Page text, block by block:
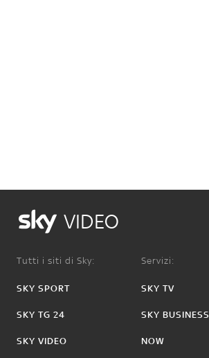
VIDEO
Tutti i siti di Sky:
SKY SPORT
SKY TG 24
SKY VIDEO
Servizi:
SKY TV
SKY BUSINESS
NOW